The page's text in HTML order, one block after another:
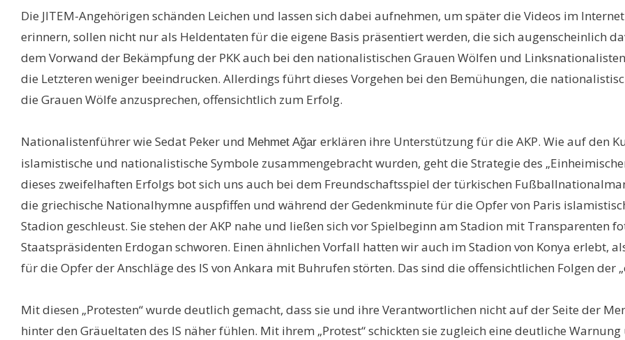
Die JITEM-Angehörigen schänden Leichen und lassen sich dabei aufnehmen, um später die Videos im
erinnern, sollen nicht nur als Heldentaten für die eigene Basis präsentiert werden, die sich augenscheinlich
dem Vorwand der Bekämpfung der PKK auch bei den nationalistischen Grauen Wölfen und
die Letzteren weniger beeindrucken. Allerdings führt dieses Vorgehen bei den Bemühungen, die
die Grauen Wölfe anzusprechen, offensichtlich zum Erfolg.
Nationalistenführer wie Sedat Peker und Mehmet Ağar erklären ihre Unterstützung für die AKP. Wie auf den
islamistische und nationalistische Symbole zusammengebracht wurden, geht die Strategie des
dieses zweifelhaften Erfolgs bot sich uns auch bei dem Freundschaftsspiel der türkischen
die griechische Nationalhymne auspfiffen und während der Gedenkminute für die Opfer von Paris
Stadion geschleust. Sie stehen der AKP nahe und ließen sich vor Spielbeginn am Stadion mit Transparenten
Staatspräsidenten Erdogan schworen. Einen ähnlichen Vorfall hatten wir auch im Stadion von Konya erlebt,
für die Opfer der Anschläge des IS von Ankara mit Buhrufen störten. Das sind die offensichtlichen Folgen der
Mit diesen „Protesten“ wurde deutlich gemacht, dass sie und ihre Verantwortlichen nicht auf der Seite der
hinter den Gräueltaten des IS näher fühlen. Mit ihrem „Protest“ schickten sie zugleich eine deutliche